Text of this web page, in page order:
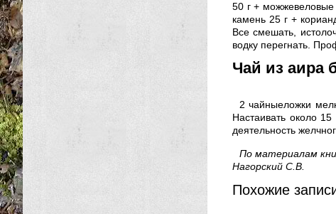
50 г + можжевеловые
камень 25 г +
Все смешать,
водку перегнать.
Чай из аира
2 чайныеложки
Настаивать около
деятельность
По материалам
Нагорский С.В.
Похожие